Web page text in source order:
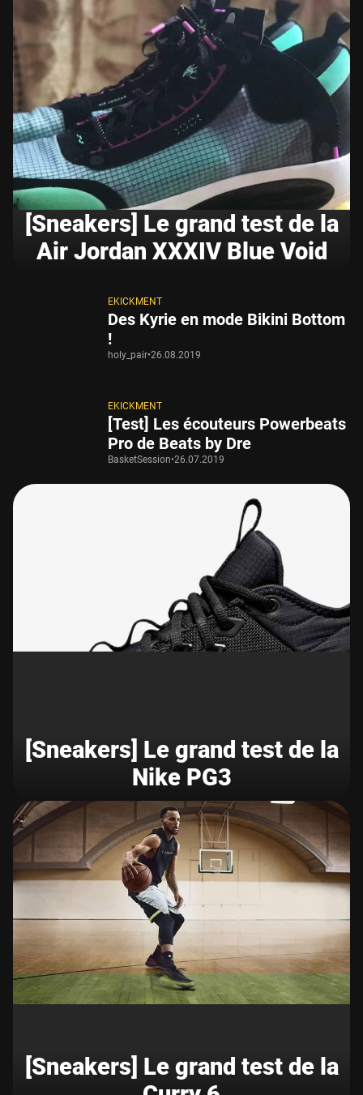
[Sneakers] Le grand test de la
Air Jordan XXXIV Blue Void
EKICKMENT
Des Kyrie en mode Bikini Bottom
!
holy_pair•26.08.2019
EKICKMENT
[Test] Les écouteurs Powerbeats
Pro de Beats by Dre
BasketSession•26.07.2019
[Sneakers] Le grand test de la
Nike PG3
[Sneakers] Le grand test de la